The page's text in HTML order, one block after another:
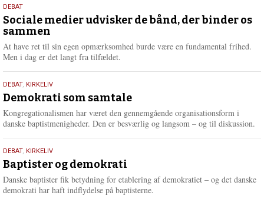
18.
maj
2026
DEBAT
Sociale medier udvisker de bånd, der binder os
sammen
At have ret til sin egen opmærksomhed burde være en fundamental frihed.
Men i dag er det langt fra tilfældet.
18.
maj
2026
DEBAT, KIRKELIV
Demokrati som samtale
Kongregationalismen har været den gennemgående organisationsform i
danske baptistmenigheder. Den er besværlig og langsom – og til diskussion.
18.
maj
2026
DEBAT, KIRKELIV
Baptister og demokrati
Danske baptister fik betydning for etablering af demokratiet – og det danske
demokrati har haft indflydelse på baptisterne.